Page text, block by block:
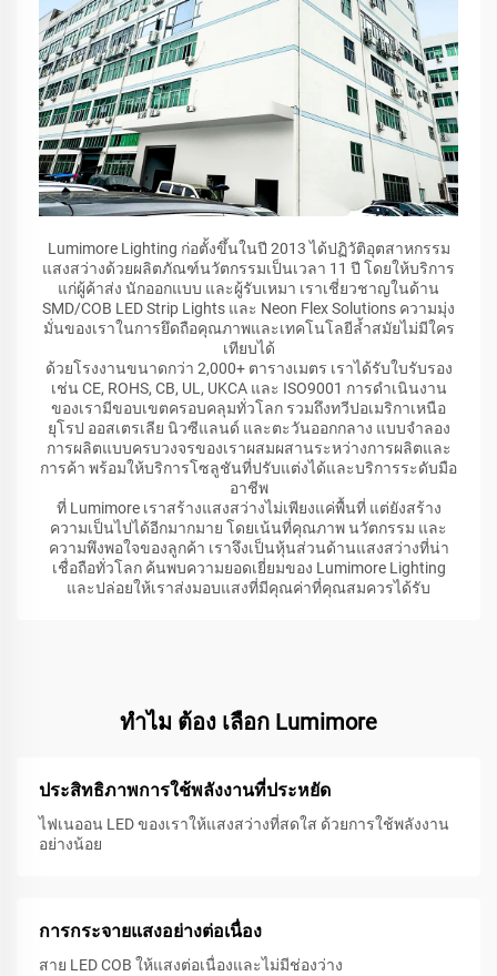
Lumimore Lighting ก่อตั้งขึ้นในปี 2013 ได้ปฏิวัติอุตสาหกรรม
แสงสว่างด้วยผลิตภัณฑ์นวัตกรรมเป็นเวลา 11 ปี โดยให้บริการ
แก่ผู้ค้าส่ง นักออกแบบ และผู้รับเหมา เราเชี่ยวชาญในด้าน
SMD/COB LED Strip Lights และ Neon Flex Solutions ความมุ่ง
มั่นของเราในการยึดถือคุณภาพและเทคโนโลยีล้ำสมัยไม่มีใคร
เทียบได้
ด้วยโรงงานขนาดกว่า 2,000+ ตารางเมตร เราได้รับใบรับรอง
เช่น CE, ROHS, CB, UL, UKCA และ ISO9001 การดำเนินงาน
ของเรามีขอบเขตครอบคลุมทั่วโลก รวมถึงทวีปอเมริกาเหนือ
ยุโรป ออสเตรเลีย นิวซีแลนด์ และตะวันออกกลาง แบบจำลอง
การผลิตแบบครบวงจรของเราผสมผสานระหว่างการผลิตและ
การค้า พร้อมให้บริการโซลูชันที่ปรับแต่งได้และบริการระดับมือ
อาชีพ
ที่ Lumimore เราสร้างแสงสว่างไม่เพียงแค่พื้นที่ แต่ยังสร้าง
ความเป็นไปได้อีกมากมาย โดยเน้นที่คุณภาพ นวัตกรรม และ
ความพึงพอใจของลูกค้า เราจึงเป็นหุ้นส่วนด้านแสงสว่างที่น่า
เชื่อถือทั่วโลก ค้นพบความยอดเยี่ยมของ Lumimore Lighting
และปล่อยให้เราส่งมอบแสงที่มีคุณค่าที่คุณสมควรได้รับ
ทําไม ต้อง เลือก Lumimore
ประสิทธิภาพการใช้พลังงานที่ประหยัด
ไฟเนออน LED ของเราให้แสงสว่างที่สดใส ด้วยการใช้พลังงาน
อย่างน้อย
การกระจายแสงอย่างต่อเนื่อง
สาย LED COB ให้แสงต่อเนื่องและไม่มีช่องว่าง